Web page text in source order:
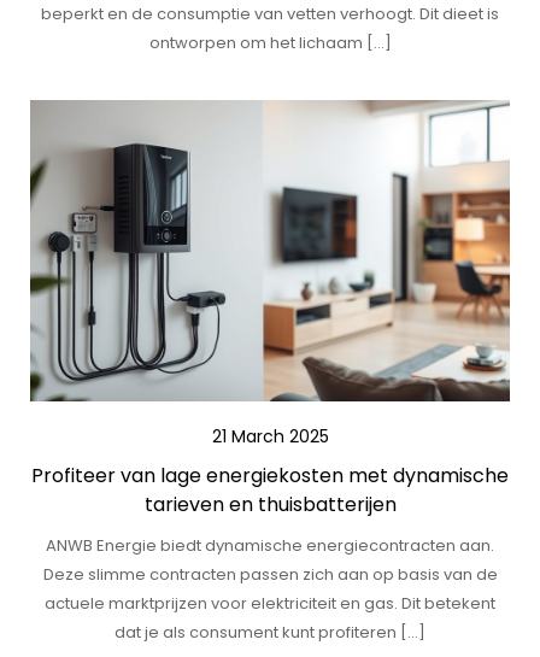
beperkt en de consumptie van vetten verhoogt. Dit dieet is
ontworpen om het lichaam […]
21 March 2025
Profiteer van lage energiekosten met dynamische
tarieven en thuisbatterijen
ANWB Energie biedt dynamische energiecontracten aan.
Deze slimme contracten passen zich aan op basis van de
actuele marktprijzen voor elektriciteit en gas. Dit betekent
dat je als consument kunt profiteren […]